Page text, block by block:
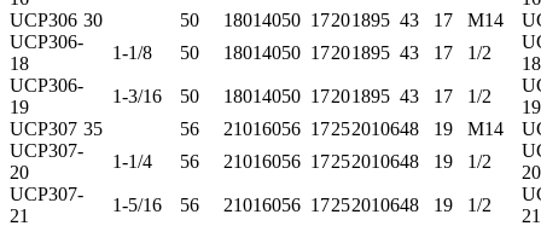
UCP306 30 50 18014050 17201895 43 17 M14
UCP306-
18
1-1/8 50 18014050 17201895 43 17 1/2
18
UCP306-
19
1-3/16 50 18014050 17201895 43 17 1/2
19
UCP307 35 56 21016056 17252010648 19 M14
UCP307-
20
1-1/4 56 21016056 17252010648 19 1/2
20
UCP307-
21
1-5/16 56 21016056 17252010648 19 1/2
21